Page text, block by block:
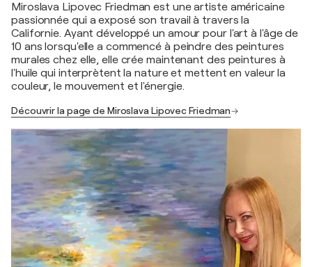
Miroslava Lipovec Friedman est une artiste américaine
passionnée qui a exposé son travail à travers la
Californie. Ayant développé un amour pour l'art à l'âge de
10 ans lorsqu'elle a commencé à peindre des peintures
murales chez elle, elle crée maintenant des peintures à
l'huile qui interprètent la nature et mettent en valeur la
couleur, le mouvement et l'énergie.
Découvrir la page de Miroslava Lipovec Friedman